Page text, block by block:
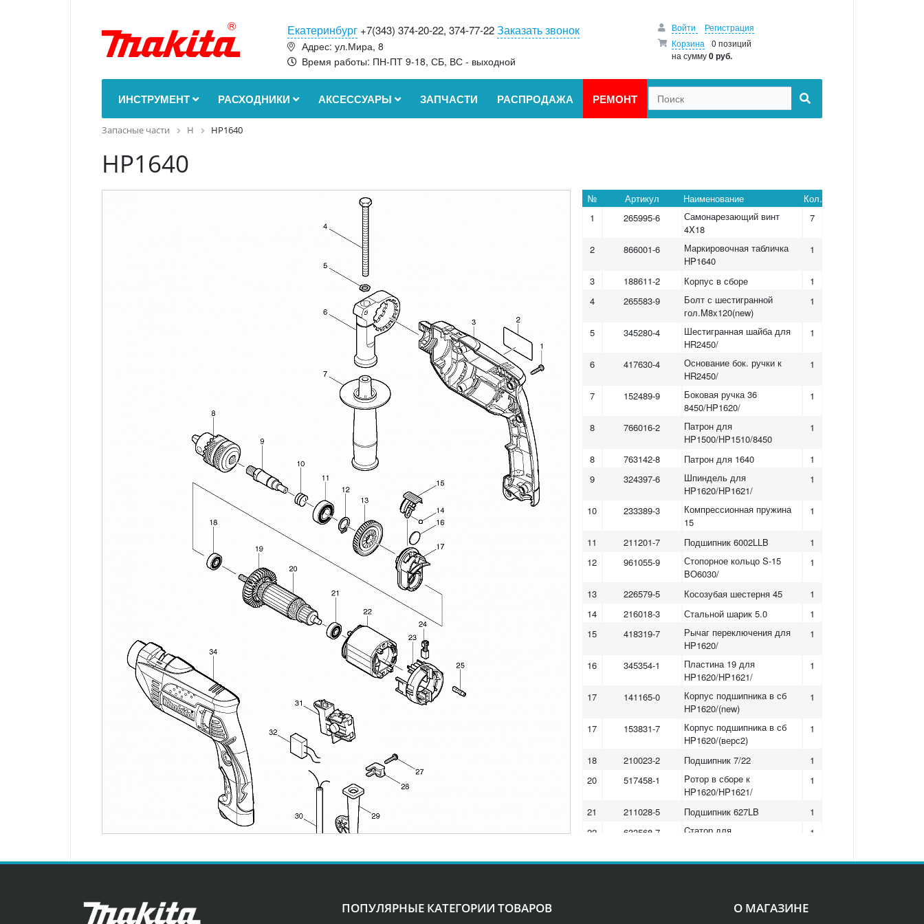
Екатеринбург +7(343) 374-20-22, 374-77-22 Заказать звонок
Адрес: ул.Мира, 8
Время работы: ПН-ПТ 9-18, СБ, ВС - выходной
Войти
Регистрация
Корзина
0 позиций
на сумму0 руб.
ИНСТРУМЕНТ РАСХОДНИКИ АКСЕССУАРЫ ЗАПЧАСТИ РАСПРОДАЖА РЕМОНТ
Запасные части H HP1640
HP1640
№ Артикул Наименование
Кол.
1
265995-6
Самонарезающий винт
4X18
7
2 866001-6
Маркировочная табличка
HP1640
1
3 188611-2 Корпус в сборе
1
4
265583-9
Болт с шестигранной
гол.M8x120(new)
1
5 345280-4
Шестигранная шайба для
HR2450/
1
6 417630-4
Основание бок. ручки к
HR2450/
1
7 152489-9
Боковая ручка 36
8450/HP1620/
1
8 766016-2
Патрон для
HP1500/HP1510/8450
1
8 763142-8 Патрон для 1640
1
9
324397-6
Шпиндель для
HP1620/HP1621/
1
10 233389-3
Компрессионная пружина
15
1
11 211201-7 Подшипник 6002LLB
1
12
961055-9
Стопорное кольцо S-15
BO6030/
1
13 226579-5 Косозубая шестерня 45
1
14
216018-3 Стальной шарик 5.0
1
15
418319-7
Рычаг переключения для
HP1620/
1
16 345354-1
Пластина 19 для
HP1620/HP1621/
1
17 141165-0
Корпус подшипника в сб
HP1620/(new)
1
17 153831-7
Корпус подшипника в сб
HP1620/(верс2)
1
18 210023-2 Подшипник 7/22
1
20
517458-1
Pотор в сбope к
HP1620/HP1621/
1
21 211028-5 Подшипник 627LB
1
22
633568-7
Cтатор для
1
23 638237-5
Щеткодержатель к
1
ПОПУЛЯРНЫЕ КАТЕГОРИИ ТОВАРОВ О МАГАЗИНЕ